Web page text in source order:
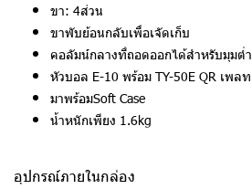
ขา: 4ส่วน
ขาพับย้อนกลับเพื่อเจัดเก็บ
คอลัมน์กลางที่ถอดออกได้สำหรับมุมต่ำ
หัวบอล E-10 พร้อม TY-50E QR เพลท
มาพร้อมSoft Case
น้ำหนักเพียง 1.6kg
อุปกรณ์ภายในกล่อง